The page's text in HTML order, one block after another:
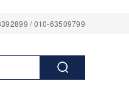
/ 010-63509799